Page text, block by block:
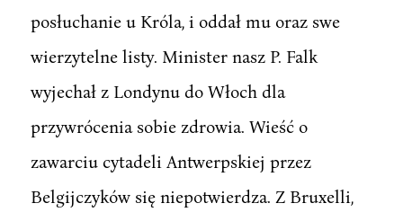
posłuchanie u Króla, i oddał mu oraz swe
wierzytelne listy. Minister nasz P. Falk
wyjechał z Londynu do Włoch dla
przywrócenia sobie zdrowia. Wieść o
zawarciu cytadeli Antwerpskiej przez
Belgijczyków się niepotwierdza. Z Bruxelli,